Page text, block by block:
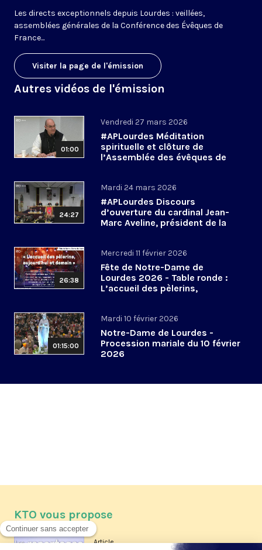
Les directs exceptionnels depuis Lourdes : veillées,
assemblées générales de la Conférence des Évêques de
France...
Visiter la page de l'émission
Autres vidéos de l'émission
01:00
Vendredi 27 mars 2026
#APLourdes Méditation
spirituelle et clôture de
l’Assemblée des évêques de
24:27
Mardi 24 mars 2026
#APLourdes Discours
d’ouverture du cardinal Jean-
Marc Aveline, président de la
26:38
Mercredi 11 février 2026
Fête de Notre-Dame de
Lourdes 2026 - Table ronde :
L’accueil des pèlerins,
01:15:00
Mardi 10 février 2026
Notre-Dame de Lourdes -
Procession mariale du 10 février
2026
KTO vous propose
Article